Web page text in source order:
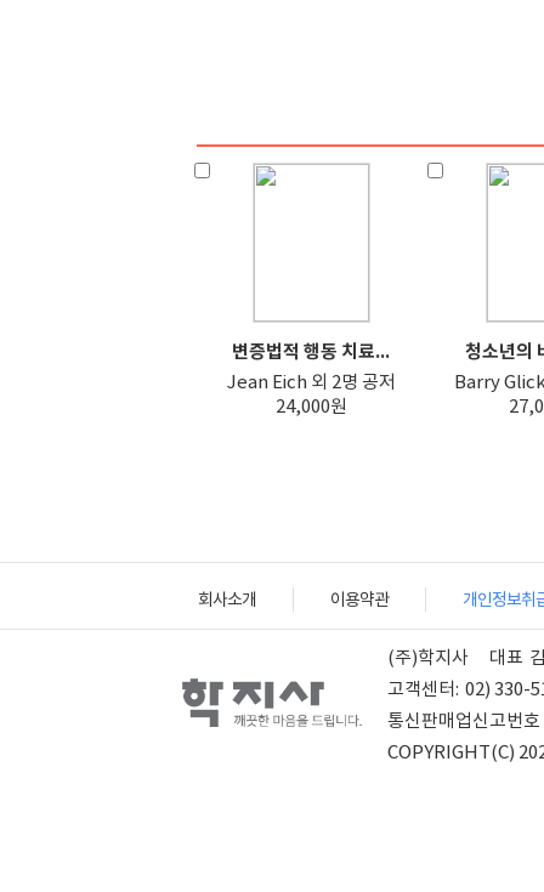
변증법적 행동 치료...
Jean Eich 외 2명 공저
24,000원
청소년의
Barry
회사소개 이용약관 개인정보취
(주)학지사 대표
고객센터: 02) 330-
통신판매업신고번호
COPYRIGHT(C)